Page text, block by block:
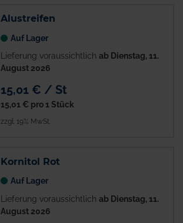
Alustreifen
Auf Lager
Lieferung voraussichtlich ab Dienstag, 11.
August 2026
15,01 € / St
15,01 € pro 1 Stück
zzgl. 19% MwSt.
Kornitol Rot
Auf Lager
Lieferung voraussichtlich ab Dienstag, 11.
August 2026